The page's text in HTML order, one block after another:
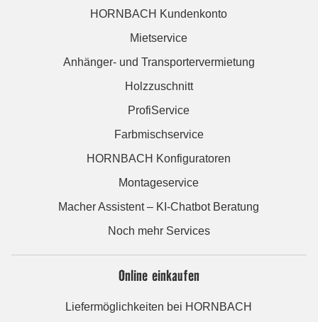
HORNBACH Kundenkonto
Mietservice
Anhänger- und Transportervermietung
Holzzuschnitt
ProfiService
Farbmischservice
HORNBACH Konfiguratoren
Montageservice
Macher Assistent – KI-Chatbot Beratung
Noch mehr Services
Online einkaufen
Liefermöglichkeiten bei HORNBACH